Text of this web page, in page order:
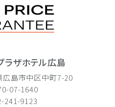
ラザホテル広島
広島市中区中町7-20
07-1640
241-9123